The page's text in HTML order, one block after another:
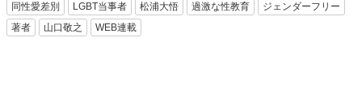
同性愛差別
LGBT当事者 松浦大悟 過激な性教育
ジェンダーフリー
著者
山口敬之 WEB連載